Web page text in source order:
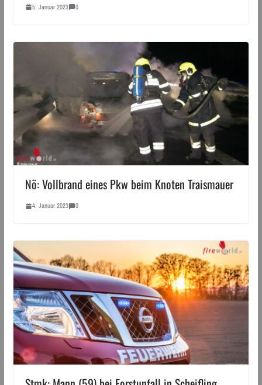
5. Januar 2023 0
Nö: Vollbrand eines Pkw beim Knoten Traismauer
4. Januar 2023 0